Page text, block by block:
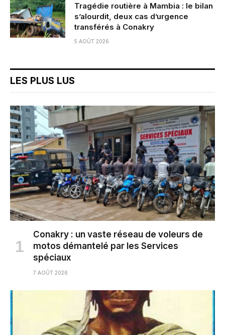
Tragédie routière à Mambia : le bilan
s’alourdit, deux cas d’urgence
transférés à Conakry
5 AOÛT 2026
LES PLUS LUS
Conakry : un vaste réseau de voleurs de
motos démantelé par les Services
spéciaux
7 AOÛT 2026